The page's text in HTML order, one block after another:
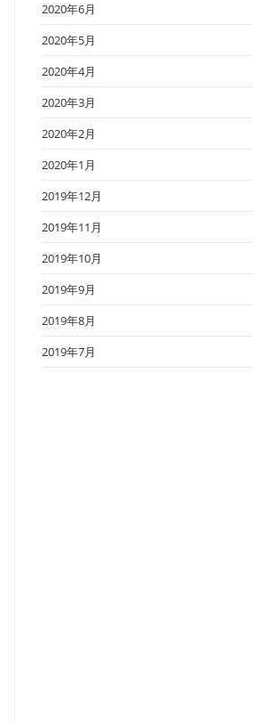
2020年6月
2020年5月
2020年4月
2020年3月
2020年2月
2020年1月
2019年12月
2019年11月
2019年10月
2019年9月
2019年8月
2019年7月